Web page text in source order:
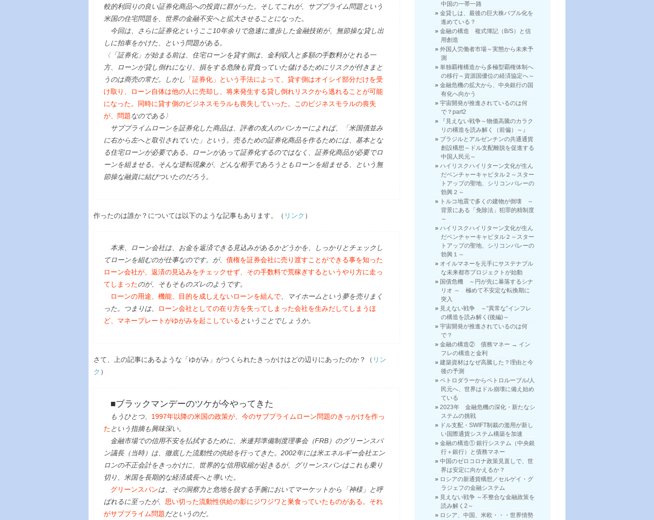
較的利回りの良い証券化商品への投資に群がった。そしてこれが、サブプライム問題という
米国の住宅問題を、世界の金融不安へと拡大させることになった。
今回は、さらに証券化というここ10年余りで急速に進歩した金融技術が、無節操な貸し出
しに拍車をかけた、という問題がある。
〈「証券化」が始まる前は、住宅ローンを貸す側は、金利収入と多額の手数料がとれる一
方、ローンが貸し倒れになり、損をする危険も背負っていた儲けるためにリスクが付きまと
うのは商売の常だ。しかし
「証券化」という手法によって、貸す側はオイシイ部分だけを受
け取り、ローン自体は他の人に売却し、将来発生する貸し倒れリスクから逃れることが可能
になった。同時に貸す側のビジネスモラルも喪失していった。このビジネスモラルの喪失
が、問題なのである〉
サブプライムローンを証券化した商品は、評者の友人のバンカーによれば、「米国債並み
に右から左へと取引されていた」という。売るための証券化商品を作るためには、基本とな
る住宅ローンが必要である。ローンがあって証券化するのではなく、証券化商品が必要でロ
ーンを組ませる。そんな逆転現象が、どんな相手であろうともローンを組ませる、という無
節操な融資に結びついたのだろう。
作ったのは誰か？については以下のような記事もあります。（ リンク ）
本来、ローン会社は、お金を返済できる見込みがあるかどうかを、しっかりとチェックし
てローンを組むのが仕事なのです。が、 債権を証券会社に売り渡すことができる事を知った
ローン会社が、返済の見込みをチェックせず、その手数料で荒稼ぎするというやり方に走っ
てしまったのが、そもそものズレのようです。
ローンの用途、機能、目的を成しえないローンを組んで、マイホームという夢を売りまく
った。つまりは、
ローン会社としての在り方を失ってしまった会社を生みだしてしまうほ
ど、マネープレートがゆがみを起こしているということでしょうか。
さて、上の記事にあるような「ゆがみ」がつくられたきっかけはどの辺りにあったのか？（ リン
ク ）
■ブラックマンデーのツケが今やってきた
もうひとつ、 1997年以降の米国の政策が、今のサブプライムローン問題のきっかけを作っ
たという指摘も興味深い。
金融市場での信用不安を払拭するために、米連邦準備制度理事会（FRB）のグリーンスパ
ン議長（当時）は、徹底した流動性の供給を行ってきた。2002年には米エネルギー会社エン
ロンの不正会計をきっかけに、世界的な信用収縮が起きるが、グリーンスパンはこれも乗り
切り、米国を長期的な経済成長へと導いた。
グリーンスパンは、その洞察力と危地を脱する手腕においてマーケットから「神様」と呼
ばれるに至ったが、 思い切った流動性供給の影にジワジワと巣食っていたものがある。それ
がサブプライム問題だというのだ。
中国の一帯一路
金貸しは、最後の巨大株バブル化を
進めている？
金融の構造 複式簿記（B/S）と信
用創造
外国人労働者市場～実態から未来予
測
単独覇権構造から多極型覇権体制へ
の移行～資源国優位の経済協定へ～
金融危機の拡大から、中央銀行の国
有化へ向かう
宇宙開発が推進されているのは何
で？part2
『見えない戦争～物価高騰のカラク
リの構造を読み解く（前偏）～』
ブラジルとアルゼンチンの共通通貨
創設構想～ドル支配離脱を促進する
中国人民元～
ハイリスクハイリターン文化が生ん
だベンチャーキャピタル２～スター
トアップの聖地、シリコンバレーの
勃興２～
トルコ地震で多くの建物が倒壊 ～
背景にある「免除法」犯罪的精制度
～
ハイリスクハイリターン文化が生ん
だベンチャーキャピタル２～スター
トアップの聖地、シリコンバレーの
勃興１～
オイルマネーを元手にサステナブル
な未来都市プロジェクトが始動
国債危機 ～円が先に暴落するシナ
リオ ～ 極めて不安定な転換期に
突入
見えない戦争 ～“異常な”インフレ
の構造を読み解く(後編)～
宇宙開発が推進されているのは何
で？
金融の構造② 債務マネー → イン
フレの構造と金利
建築資材はなぜ高騰した？理由と今
後の予測
ペトロダラーからペトロルーブル/人
民元へ、世界はドル崩壊に備え始め
ている
2023年 金融危機の深化・新たなシ
ステムの挑戦
ドル支配・SWIFT制裁の濫用が新し
い国際通貨システム構築を加速
金融の構造① 銀行システム（中央銀
行＋銀行）と債務マネー
中国のゼロコロナ政策見直しで、世
界は安定に向かえるか？
ロシアの新通貨構想／セルゲイ・グ
ラジェフの金融システム
見えない戦争 ～不整合な金融政策を
読み解く2～
ロシア、中国、米欧・・・世界情勢